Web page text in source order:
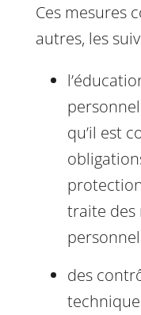
Ces mesures
autres, les
qu’il est
traite des
des